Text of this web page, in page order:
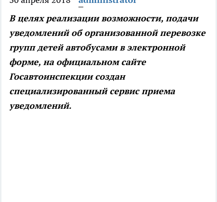
В целях реализации возможности, подачи
уведомлений об организованной перевозке
групп детей автобусами в электронной
форме, на официальном сайте
Госавтоинспекции создан
специализированный сервис приема
уведомлений.